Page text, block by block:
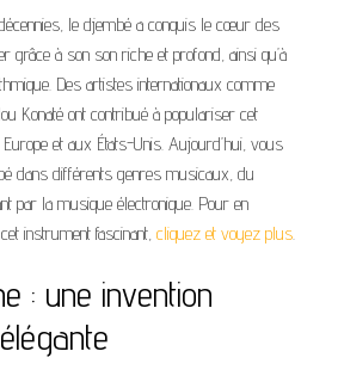
le djembé a conquis le cœur des
grâce à son son riche et profond, ainsi qu’à
Des artistes internationaux comme
Konaté ont contribué à populariser cet
et aux États-Unis. Aujourd’hui, vous
dans différents genres musicaux, du
par la musique électronique. Pour en
instrument fascinant, cliquez et voyez plus.
: une invention